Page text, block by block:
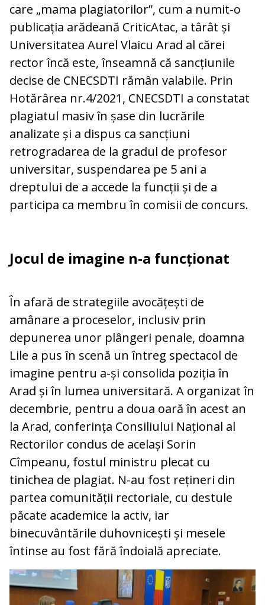
care „mama plagiatorilor”, cum a numit-o
publicația arădeană CriticAtac, a târât și
Universitatea Aurel Vlaicu Arad al cărei
rector încă este, înseamnă că sancțiunile
decise de CNECSDTI rămân valabile. Prin
Hotărârea nr.4/2021, CNECSDTI a constatat
plagiatul masiv în șase din lucrările
analizate și a dispus ca sancțiuni
retrogradarea de la gradul de profesor
universitar, suspendarea pe 5 ani a
dreptului de a accede la funcții și de a
participa ca membru în comisii de concurs.
Jocul de imagine n-a funcționat
În afară de strategiile avocățești de
amânare a proceselor, inclusiv prin
depunerea unor plângeri penale, doamna
Lile a pus în scenă un întreg spectacol de
imagine pentru a-și consolida poziția în
Arad și în lumea universitară. A organizat în
decembrie, pentru a doua oară în acest an
la Arad, conferința Consiliului Național al
Rectorilor condus de același Sorin
Cîmpeanu, fostul ministru plecat cu
tinichea de plagiat. N-au fost rețineri din
partea comunității rectoriale, cu destule
păcate academice la activ, iar
binecuvântările duhovnicești și mesele
întinse au fost fără îndoială apreciate.